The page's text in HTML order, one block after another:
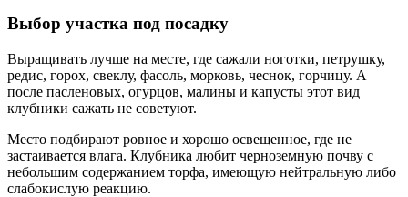
Выбор участка под посадку
Выращивать лучше на месте, где сажали ноготки, петрушку,
редис, горох, свеклу, фасоль, морковь, чеснок, горчицу. А
после пасленовых, огурцов, малины и капусты этот вид
клубники сажать не советуют.
Место подбирают ровное и хорошо освещенное, где не
застаивается влага. Клубника любит черноземную почву с
небольшим содержанием торфа, имеющую нейтральную либо
слабокислую реакцию.